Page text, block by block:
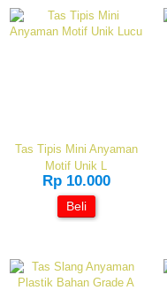
Tas Tipis Mini Anyaman
Motif Unik L
Rp 10.000
Beli